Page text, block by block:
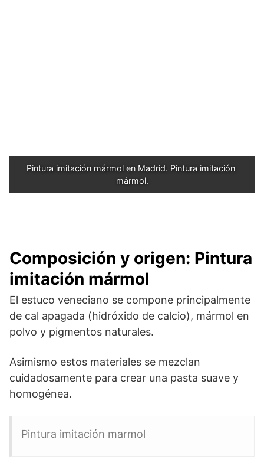
Pintura imitación mármol en Madrid. Pintura imitación
mármol.
Composición y origen: Pintura
imitación mármol
El estuco veneciano se compone principalmente
de cal apagada (hidróxido de calcio), mármol en
polvo y pigmentos naturales.
Asimismo estos materiales se mezclan
cuidadosamente para crear una pasta suave y
homogénea.
Pintura imitación marmol